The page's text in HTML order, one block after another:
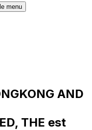
menu
AND
THE est